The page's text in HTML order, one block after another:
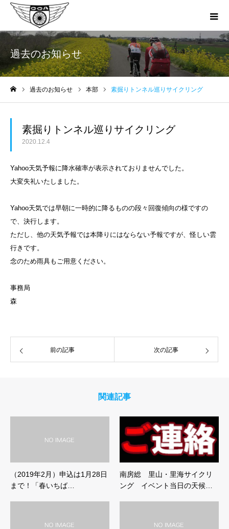
過去のお知らせ
過去のお知らせ 本部 素掘りトンネル巡りサイクリング
素掘りトンネル巡りサイクリング
2020.12.4
Yahoo天気予報に降水確率が表示されておりませんでした。
大変失礼いたしました。
Yahoo天気では早朝に一時的に降るものの段々回復傾向の様ですの
で、決行します。
ただし、他の天気予報では本降りにはならない予報ですが、怪しい雲
行きです。
念のため雨具もご用意ください。
事務局
森
前の記事 次の記事
関連記事
（2019年2月）申込は1月28日
まで！「春いちば…
南房総 里山・里海サイクリ
ング イベント当日の天候…